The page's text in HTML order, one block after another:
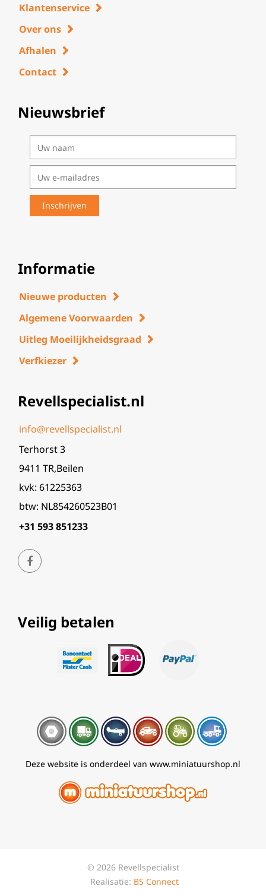
Klantenservice
Over ons
Afhalen
Contact
Nieuwsbrief
Informatie
Nieuwe producten
Algemene Voorwaarden
Uitleg Moeilijkheidsgraad
Verfkiezer
Revellspecialist.nl
info@revellspecialist.nl
Terhorst 3
9411 TR,Beilen
kvk: 61225363
btw: NL854260523B01
+31 593 851233
Veilig betalen
Deze website is onderdeel van www.miniatuurshop.nl
© 2026 Revellspecialist
Realisatie: BS Connect